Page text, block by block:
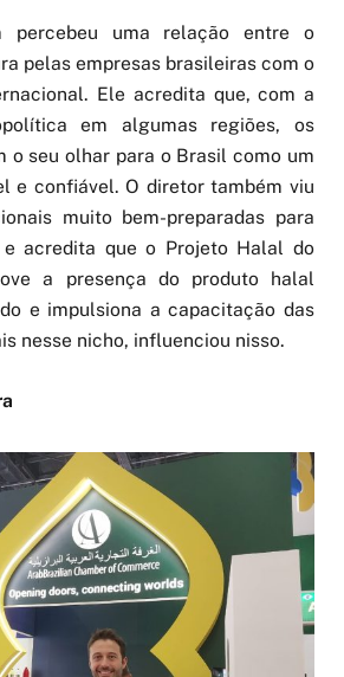
percebeu uma relação entre o
pelas empresas brasileiras com o
Ele acredita que, com a
em algumas regiões, os
o seu olhar para o Brasil como um
e confiável. O diretor também viu
muito bem-preparadas para
acredita que o Projeto Halal do
a presença do produto halal
e impulsiona a capacitação das
nesse nicho, influenciou nisso.